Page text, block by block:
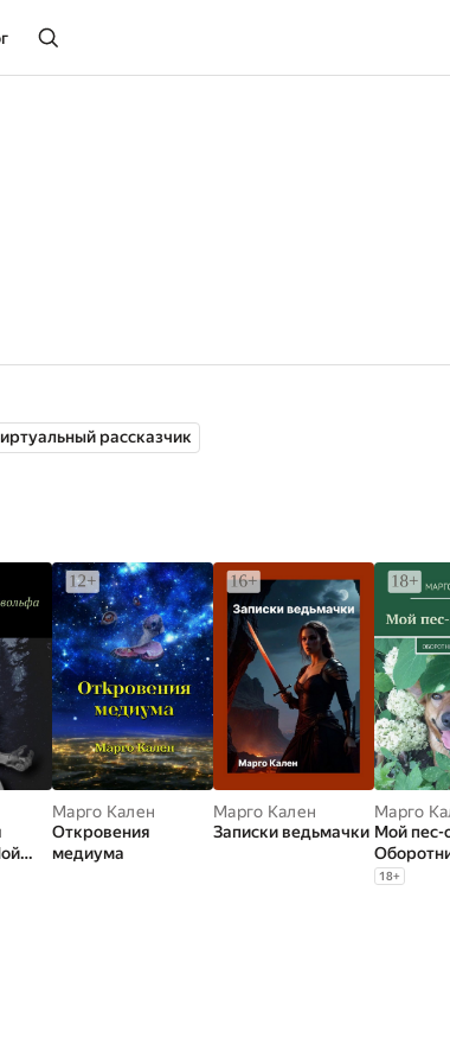
рассказчик
Марго Кален
Откровения
медиума
Марго Кален
Записки ведьмачки
Марго
Мой пес-
18+